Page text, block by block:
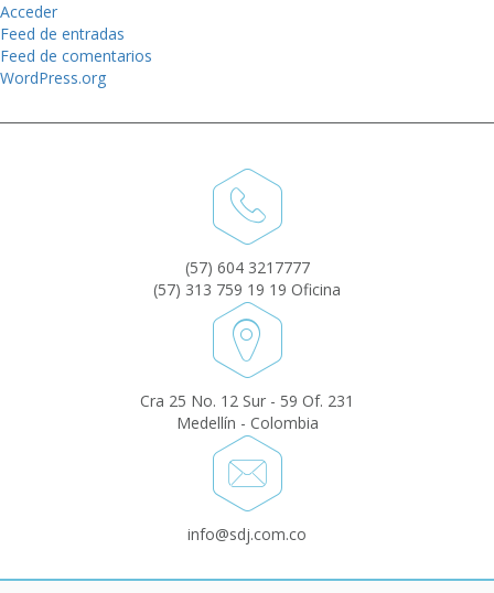
Acceder
Feed de entradas
Feed de comentarios
WordPress.org
(57) 604 3217777
(57) 313 759 19 19 Oficina
Cra 25 No. 12 Sur - 59 Of. 231
Medellín - Colombia
info@sdj.com.co